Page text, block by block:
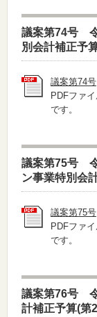
議案第74号
別会計補正予
議案第74号
PDFファ
です。
議案第75号
ン事業特別会
議案第75号
PDFファ
です。
議案第76号
計補正予算(第